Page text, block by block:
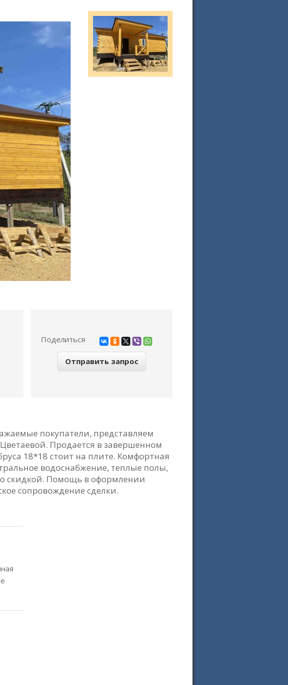
Поделиться
покупатели, представляем
Продается в завершенном
18*18 стоит на плите. Комфортная
водоснабжение, теплые полы,
скидкой. Помощь в оформлении
сопровождение сделки.